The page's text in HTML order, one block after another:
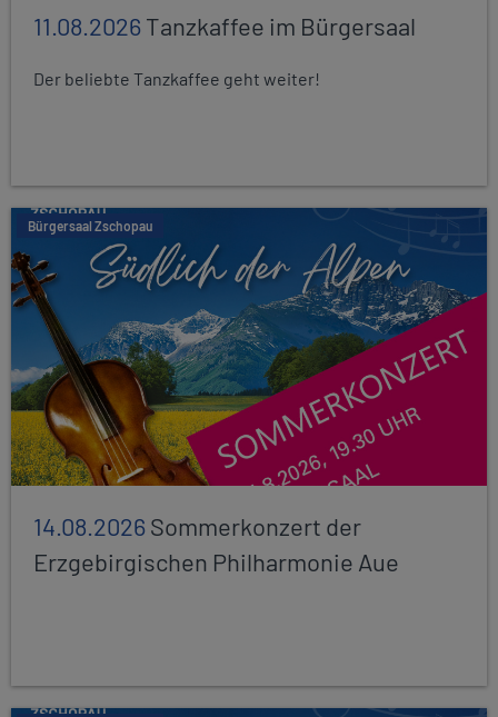
11.08.2026Tanzkaffee im Bürgersaal
Der beliebte Tanzkaffee geht weiter!
Bürgersaal Zschopau
14.08.2026Sommerkonzert der
Erzgebirgischen Philharmonie Aue